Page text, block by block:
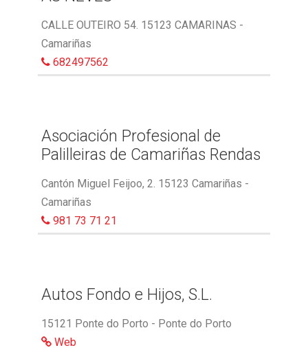
CALLE OUTEIRO 54. 15123 CAMARINAS -
Camariñas
682497562
Asociación Profesional de
Palilleiras de Camariñas Rendas
Cantón Miguel Feijoo, 2. 15123 Camariñas -
Camariñas
981 73 71 21
Autos Fondo e Hijos, S.L.
15121 Ponte do Porto - Ponte do Porto
Web